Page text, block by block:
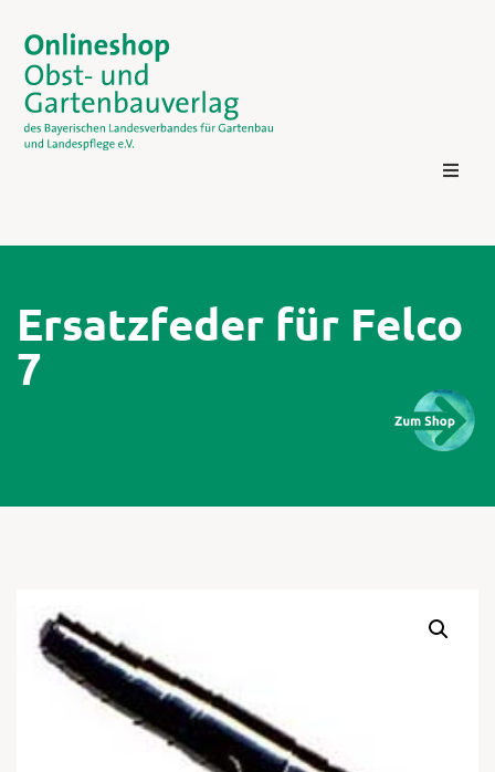
Kontakt
Zum
Ersatzfeder für Felco
7